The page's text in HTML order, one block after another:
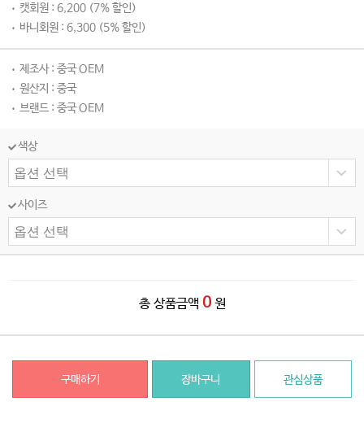
캣회원 : 6,200 (7% 할인)
바니회원 : 6,300 (5% 할인)
제조사 : 중국 OEM
원산지 : 중국
브랜드 : 중국 OEM
색상
사이즈
총 상품금액 0 원
구매하기 장바구니 관심상품